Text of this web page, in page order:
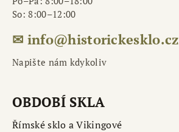
So: 8:00–12:00
✉ info@historickesklo.cz
Napište nám kdykoliv
OBDOBÍ SKLA
Římské sklo a Vikingové